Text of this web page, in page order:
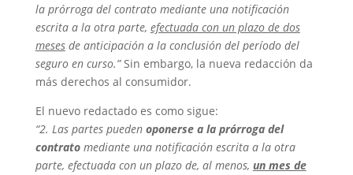
la prórroga del contrato mediante una notificación
escrita a la otra parte, efectuada con un plazo de dos
mesesde anticipación a la conclusión del período del
seguro en curso.”Sin embargo, la nueva redacción da
más derechos al consumidor.
El nuevo redactado es como sigue:
“2. Las partes pueden oponerse a la prórroga del
contratomediante una notificación escrita a la otra
parte, efectuada con un plazo de, al menos, un mes de